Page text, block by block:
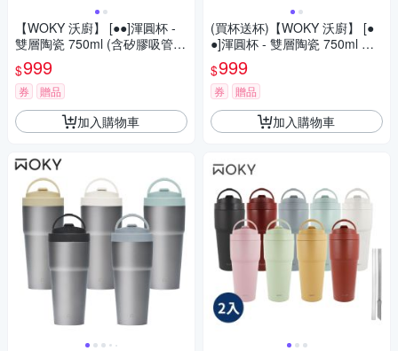
【WOKY 沃廚】 [●●]渾圓杯 -
雙層陶瓷 750ml (含矽膠吸管)
(多款任選)(買1送1)
$999
券 贈品
加入購物車
(買杯送杯)【WOKY 沃廚】 [●
●]渾圓杯 - 雙層陶瓷 750ml 送
渾圓杯-ECOZEN 880ml
$999
券 贈品
加入購物車